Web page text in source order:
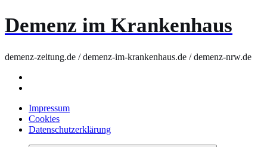
Demenz im Krankenhaus
demenz-zeitung.de / demenz-im-krankenhaus.de / demenz-nrw.de
Impressum
Cookies
Datenschutzerklärung